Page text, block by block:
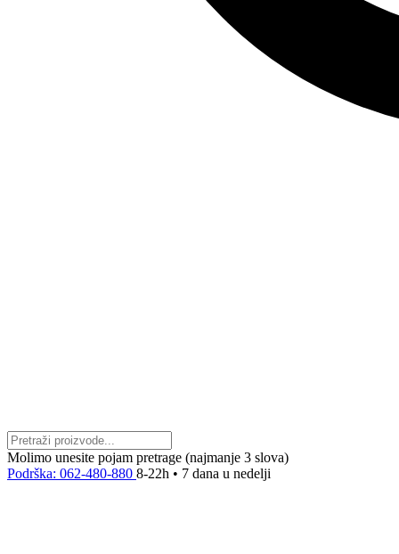
Molimo unesite pojam pretrage (najmanje 3 slova)
Podrška: 062-480-880 8-22h • 7 dana u nedelji